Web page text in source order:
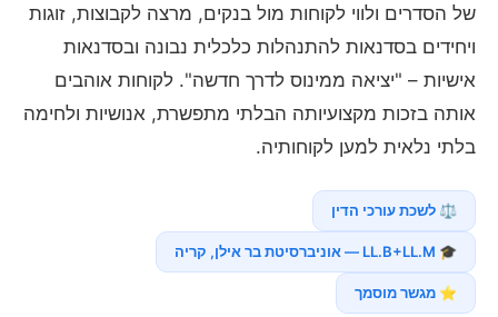
של הסדרים ולווי לקוחות מול בנקים, מרצה לקבוצות, זוגות
ויחידים בסדנאות להתנהלות כלכלית נבונה ובסדנאות
אישיות – "יציאה ממינוס לדרך חדשה". לקוחות אוהבים
אותה בזכות מקצועיותה הבלתי מתפשרת, אנושיות ולחימה
בלתי נלאית למען לקוחותיה.
⚖️ לשכת עורכי הדין
🎓 LL.B+LL.M — אוניברסיטת בר אילן, קריה
⭐ מגשר מוסמך